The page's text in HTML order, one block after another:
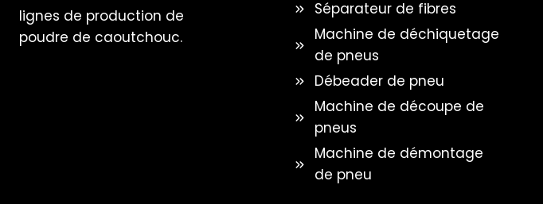
lignes de production de
poudre de caoutchouc.
Séparateur de fibres
Machine de déchiquetage
de pneus
Débeader de pneu
Machine de découpe de
pneus
Machine de démontage
de pneu